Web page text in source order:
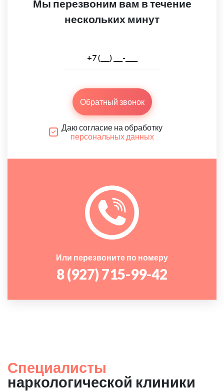
Мы перезвоним вам в течение
нескольких минут
Обратный звонок
Даю согласие на обработку
персональных данных
Или перезвоните по номеру
8 (927) 715-99-42
Специалисты
наркологической клиники